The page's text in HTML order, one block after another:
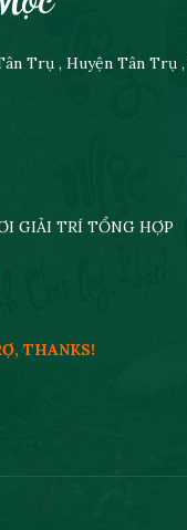
Trụ , Huyện Tân Trụ
GIẢI TRÍ TỔNG HỢP
THANKS!